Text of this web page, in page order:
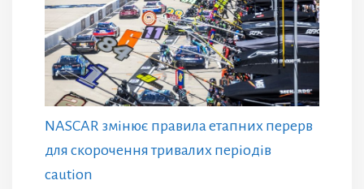
NASCAR змінює правила етапних перерв
для скорочення тривалих періодів
caution